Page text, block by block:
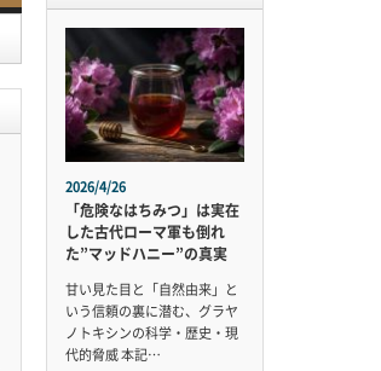
2026/4/26
「危険なはちみつ」は実在
した古代ローマ軍も倒れ
た”マッドハニー”の真実
甘い見た目と「自然由来」と
いう信頼の裏に潜む、グラヤ
ノトキシンの科学・歴史・現
代的脅威 本記…